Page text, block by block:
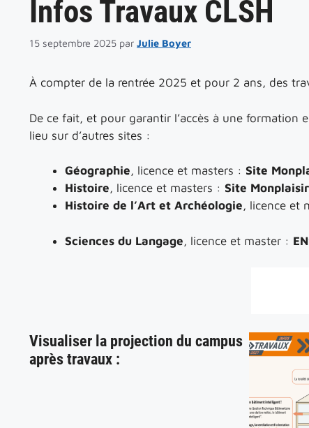
Infos Travaux CLSH
15 septembre 2025 par Julie Boyer
À compter de la rentrée 2025 et pour 2 ans, des
De ce fait, et pour garantir l’accès à une formation
lieu sur d’autres sites :
Géographie, licence et masters : Site
Histoire, licence et masters : Site
Histoire de l’Art et Archéologie, licence et
Sciences du Langage, licence et master :
Visualiser la projection du campus
après travaux :